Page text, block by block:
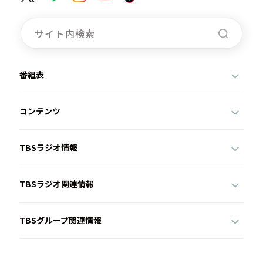
番組表
コンテンツ
TBSラジオ情報
TBSラジオ関連情報
TBSグループ関連情報